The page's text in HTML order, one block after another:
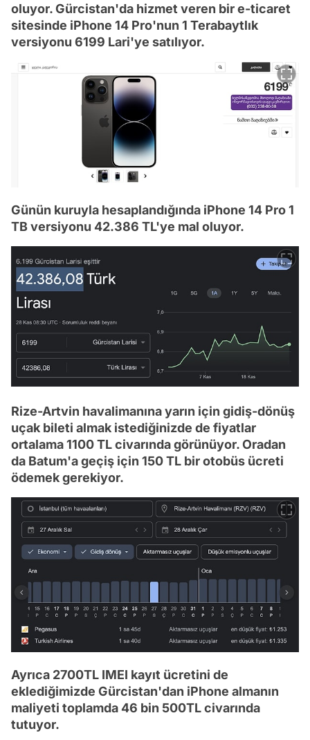
oluyor. Gürcistan'da hizmet veren bir e-ticaret
sitesinde iPhone 14 Pro'nun 1 Terabaytlık
versiyonu 6199 Lari'ye satılıyor.
Günün kuruyla hesaplandığında iPhone 14 Pro 1
TB versiyonu 42.386 TL'ye mal oluyor.
Rize-Artvin havalimanına yarın için gidiş-dönüş
uçak bileti almak istediğinizde de fiyatlar
ortalama 1100 TL civarında görünüyor. Oradan
da Batum'a geçiş için 150 TL bir otobüs ücreti
ödemek gerekiyor.
Ayrıca 2700TL IMEI kayıt ücretini de
eklediğimizde Gürcistan'dan iPhone almanın
maliyeti toplamda 46 bin 500TL civarında
tutuyor.